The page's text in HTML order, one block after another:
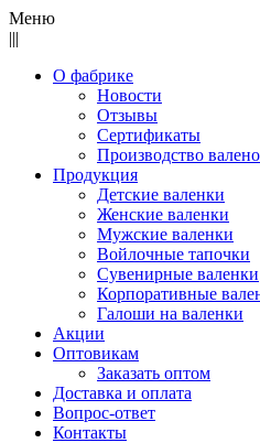
Меню
|||
О фабрике
Новости
Отзывы
Сертификаты
Производство
Продукция
Детские валенки
Женские валенки
Мужские валенки
Войлочные тапочки
Сувенирные валенки
Корпоративные
Галоши на валенки
Акции
Оптовикам
Заказать оптом
Доставка и оплата
Вопрос-ответ
Контакты